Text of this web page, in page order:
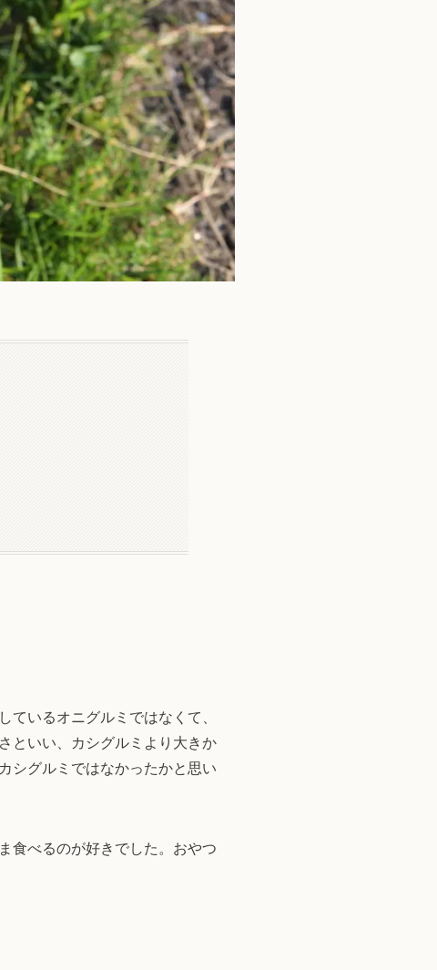
いるオニグルミではなくて、
といい、カシグルミより大きか
シグルミではなかったかと思い
食べるのが好きでした。おやつ